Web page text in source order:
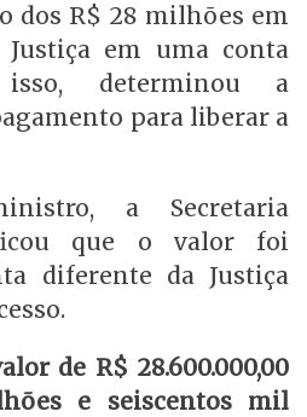
dos R$ 28 milhões em
em uma conta
determinou a
para liberar a
a Secretaria
que o valor foi
diferente da Justiça
de R$ 28.600.000,00
e seiscentos mil